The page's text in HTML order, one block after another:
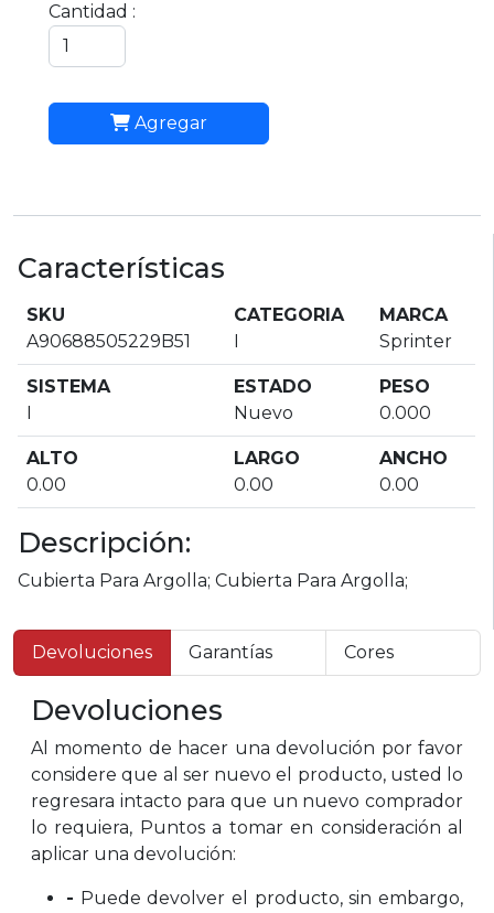
Cantidad :
Agregar
Características
SKU
A90688505229B51
CATEGORIA
MARCA
Sprinter
SISTEMA
ESTADO
Nuevo
PESO
0.000
ALTO
0.00
LARGO
0.00
ANCHO
0.00
Descripción:
Cubierta Para Argolla; Cubierta Para Argolla;
Devoluciones Garantías Cores
Devoluciones
Al momento de hacer una devolución por favor
considere que al ser nuevo el producto, usted lo
regresara intacto para que un nuevo comprador
lo requiera, Puntos a tomar en consideración al
aplicar una devolución:
- Puede devolver el producto, sin embargo,